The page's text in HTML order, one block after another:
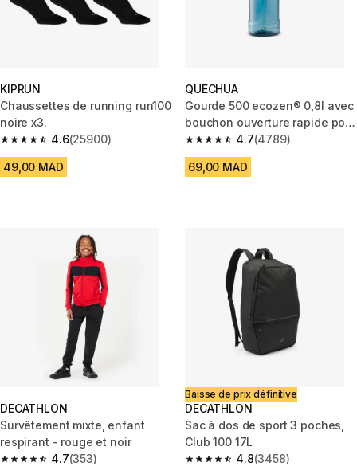
KIPRUN
Chaussettes de running run100
noire x3.
4.6
4.6 out of 5 stars from 25900 reviews
(25900)
49,00 MAD
QUECHUA
Gourde 500 ecozen® 0,8l avec
bouchon ouverture rapide pour
la randonnée - Bleu
4.7
4.7 out of 5 stars from 4789
(4789)
69,00 MAD
DECATHLON
Survêtement mixte, enfant
respirant - rouge et noir
4.7
4.7 out of 5 stars from 353 reviews
(353)
Baisse de prix définitive
DECATHLON
Sac à dos de sport 3 poches,
Club 100 17L
4.8
4.8 out of 5 stars from 3458
(3458)